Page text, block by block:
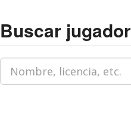
Buscar jugador